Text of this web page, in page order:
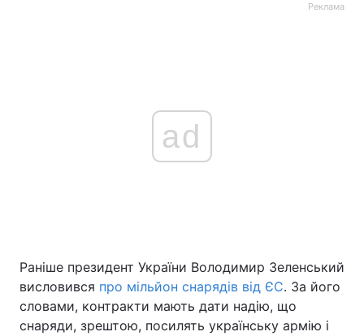
Реклама
ad
Раніше президент України Володимир Зеленський
висловився про мільйон снарядів від ЄС. За його
словами, контракти мають дати надію, що
снаряди, зрештою, посилять українську армію і